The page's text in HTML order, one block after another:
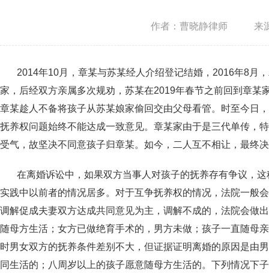
作者：曹晓静律师 来
2014年10月，章某与苏某经人介绍登记结婚，2016年8月
家，后经双方亲属多次规劝，苏某在2019年春节之前回到章
章某趁人不备将孩子从苏某娘家偷回交由父母看管。时至今日
抚养权问题始终不能达成一致意见。章某家由于是三代单传，
受气，故坚决不同意孩子归章某。如今，二人互不相让，最终
在离婚诉讼中，如果双方当事人对孩子的抚养存有争议，这
实践中以前者的情况居多。对于互争抚养权的情况，法院一般
调解促成夫妻双方达成共同意见为主，调解不成的，法院会做
随母方生活；女方已做绝育手术的，男方未做；孩子一直随母
时男女双方的抚养条件差别不大，但证据证明离婚的原因是由
同生活的；八周岁以上的孩子愿意随母方生活的。下列情况下